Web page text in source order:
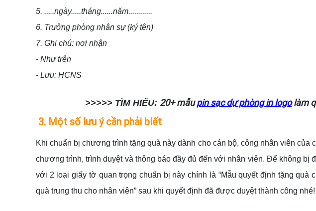
5. .....ngày.....tháng......năm............
6. Trưởng phòng nhân sự (ký tên)
7. Ghi chú: nơi nhận
- Như trên
- Lưu: HCNS
>>>>> TÌM HIỂU: 20+ mẫupin sạc dự phòng in logolàm
3. Một số lưu ý cần phải biết
Khi chuẩn bị chương trình tặng quà này dành cho cán bộ, công nhân viên của
chương trình, trình duyệt và thông báo đầy đủ đến với nhân viên. Để không bị
với 2 loại giấy tờ quan trọng chuẩn bị này chính là “Mẫu quyết định tặng quà
quà trung thu cho nhân viên” sau khi quyết định đã được duyệt thành công nhé!